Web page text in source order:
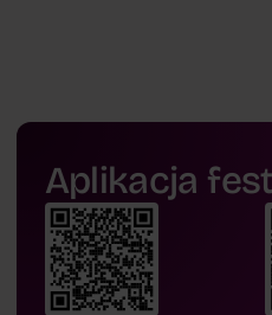
Karolina Świdrak
Aplikacja